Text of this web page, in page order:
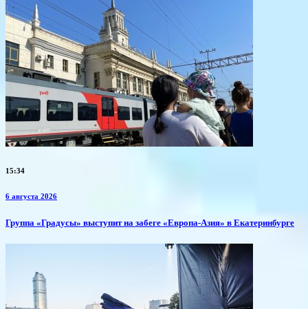
15:34
6 августа 2026
​Группа «Градусы» выступит на забеге «Европа-Азия» в Екатеринбурге